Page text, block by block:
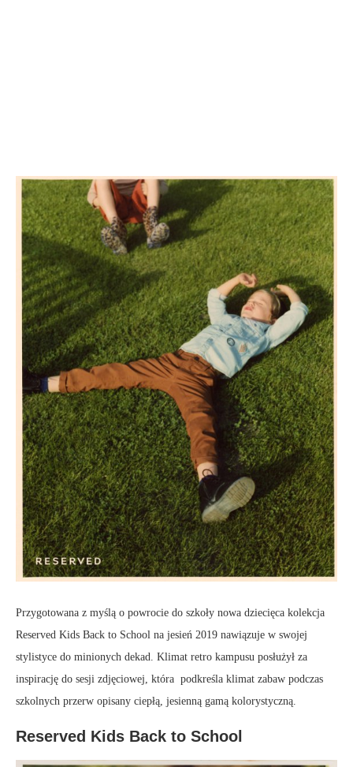
Przygotowana z myślą o powrocie do szkoły nowa dziecięca kolekcja
Reserved Kids Back to School na jesień 2019 nawiązuje w swojej
stylistyce do minionych dekad. Klimat retro kampusu posłużył za
inspirację do sesji zdjęciowej, która podkreśla klimat zabaw podczas
szkolnych przerw opisany ciepłą, jesienną gamą kolorystyczną.
Reserved Kids Back to School